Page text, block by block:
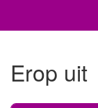
Erop uit